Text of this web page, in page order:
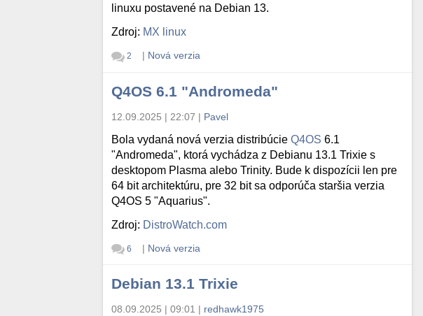
linuxu postavené na Debian 13.
Zdroj: MX linux
2 | Nová verzia
Q4OS 6.1 "Andromeda"
12.09.2025 | 22:07 | Pavel
Bola vydaná nová verzia distribúcieQ4OS 6.1
"Andromeda", ktorá vychádza z Debianu 13.1 Trixie s
desktopom Plasma alebo Trinity. Bude k dispozícii len pre
64 bit architektúru, pre 32 bit sa odporúča staršia verzia
Q4OS 5 "Aquarius".
Zdroj: DistroWatch.com
6 | Nová verzia
Debian 13.1 Trixie
08.09.2025 | 09:01 | redhawk1975